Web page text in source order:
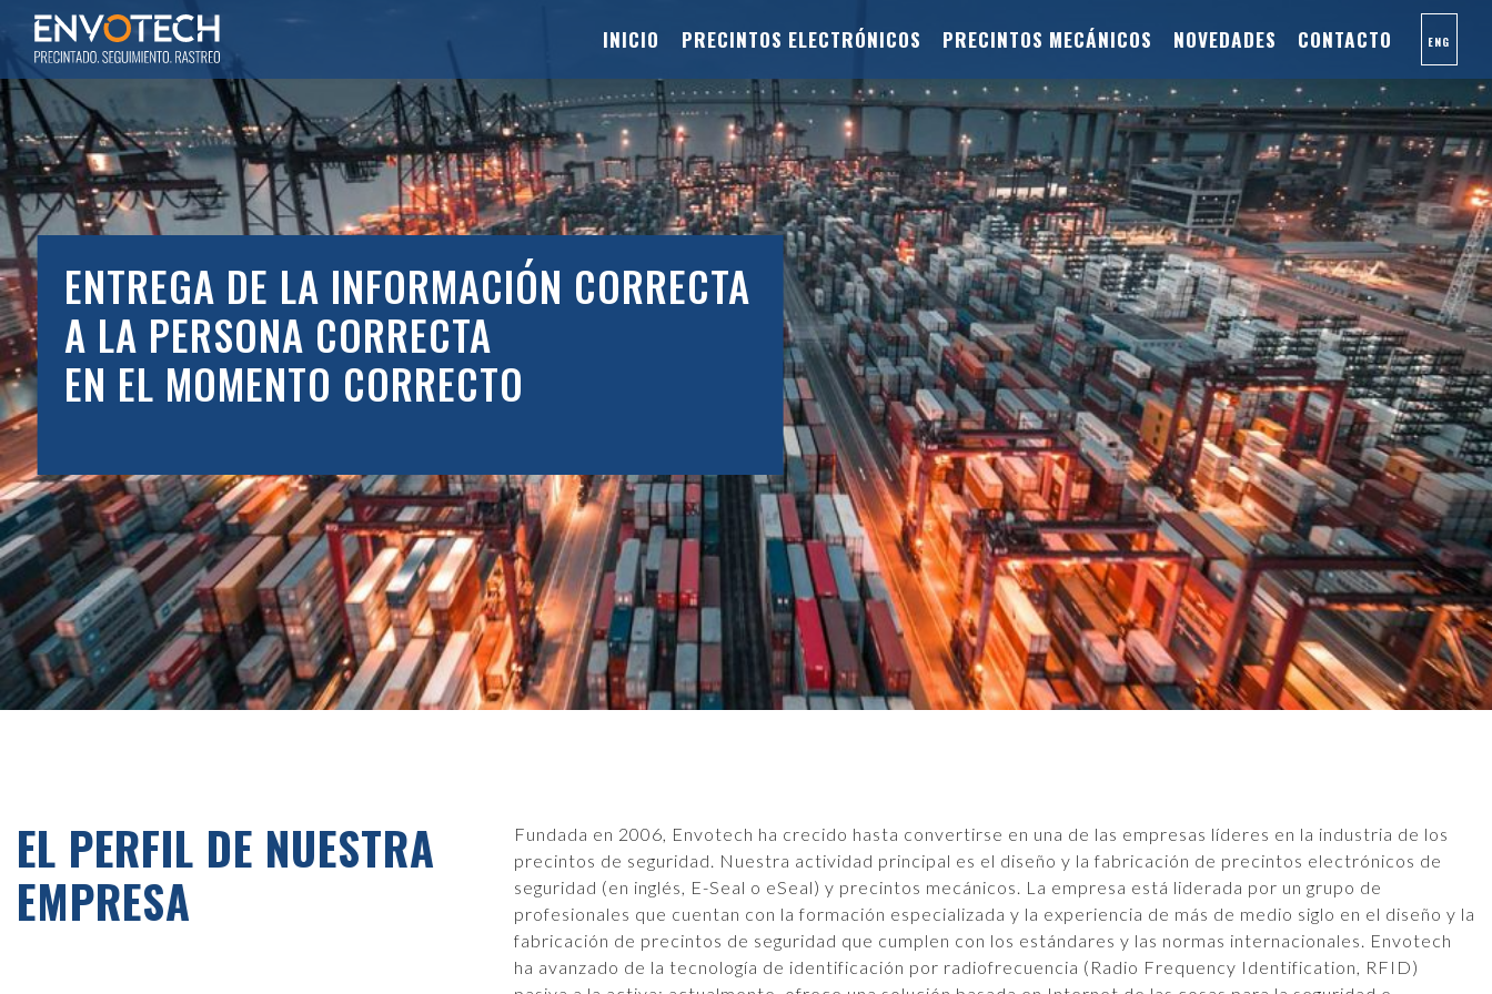
INICIO PRECINTOS ELECTRÓNICOS PRECINTOS MECÁNICOS NOVEDADES CONTACTO ENG
ENTREGA DE LA INFORMACIÓN CORRECTA
A LA PERSONA CORRECTA
EN EL MOMENTO CORRECTO
EL PERFIL DE NUESTRA
EMPRESA
Fundada en 2006, Envotech ha crecido hasta convertirse en una de las empresas líderes en la industria de los
precintos de seguridad. Nuestra actividad principal es el diseño y la fabricación de precintos electrónicos de
seguridad (en inglés, E-Seal o eSeal) y precintos mecánicos. La empresa está liderada por un grupo de
profesionales que cuentan con la formación especializada y la experiencia de más de medio siglo en el diseño y la
fabricación de precintos de seguridad que cumplen con los estándares y las normas internacionales. Envotech
ha avanzado de la tecnología de identificación por radiofrecuencia (Radio Frequency Identification, RFID)